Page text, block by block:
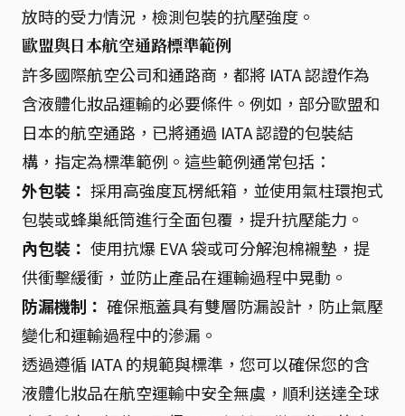
放時的受力情況，檢測包裝的抗壓強度。
歐盟與日本航空通路標準範例
許多國際航空公司和通路商，都將 IATA 認證作為
含液體化妝品運輸的必要條件。例如，部分歐盟和
日本的航空通路，已將通過 IATA 認證的包裝結
構，指定為標準範例。這些範例通常包括：
外包裝： 採用高強度瓦楞紙箱，並使用氣柱環抱式
包裝或蜂巢紙筒進行全面包覆，提升抗壓能力。
內包裝： 使用抗爆 EVA 袋或可分解泡棉襯墊，提
供衝擊緩衝，並防止產品在運輸過程中晃動。
防漏機制： 確保瓶蓋具有雙層防漏設計，防止氣壓
變化和運輸過程中的滲漏。
透過遵循 IATA 的規範與標準，您可以確保您的含
液體化妝品在航空運輸中安全無虞，順利送達全球